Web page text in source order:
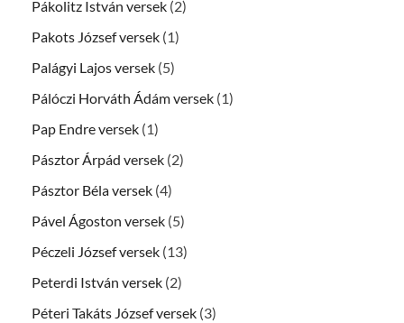
Pákolitz István versek (2)
Pakots József versek (1)
Palágyi Lajos versek (5)
Pálóczi Horváth Ádám versek (1)
Pap Endre versek (1)
Pásztor Árpád versek (2)
Pásztor Béla versek (4)
Pável Ágoston versek (5)
Péczeli József versek (13)
Peterdi István versek (2)
Péteri Takáts József versek (3)